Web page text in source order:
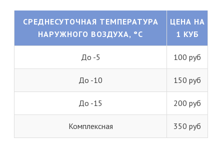
СРЕДНЕСУТОЧНАЯ ТЕМПЕРАТУРА
НАРУЖНОГО ВОЗДУХА, °C
ЦЕНА НА
1 КУБ
До -5 100 руб
До -10 150 руб
До -15 200 руб
Комплексная 350 руб